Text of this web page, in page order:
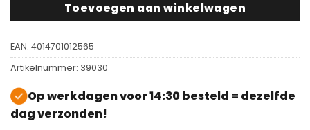
Toevoegen aan winkelwagen
EAN: 4014701012565
Artikelnummer: 39030
Op werkdagen voor 14:30 besteld = dezelfde
dag verzonden!